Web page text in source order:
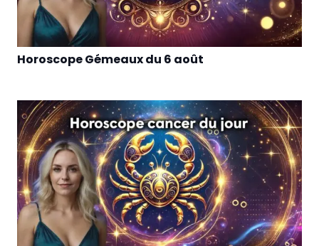
Horoscope Gémeaux du 6 août